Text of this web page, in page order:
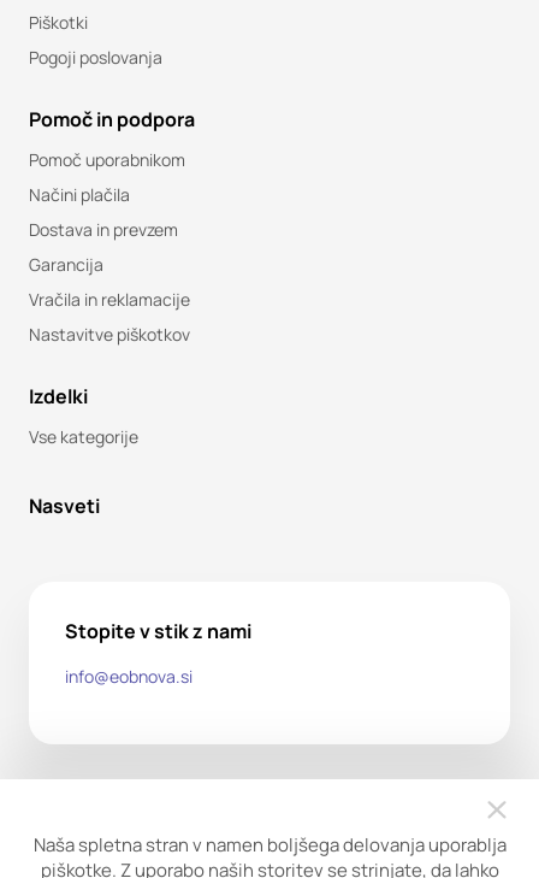
Piškotki
Pogoji poslovanja
Pomoč in podpora
Pomoč uporabnikom
Načini plačila
Dostava in prevzem
Garancija
Vračila in reklamacije
Nastavitve piškotkov
Izdelki
Vse kategorije
Nasveti
Stopite v stik z nami
info@eobnova.si
Naša spletna stran v namen boljšega delovanja uporablja
piškotke. Z uporabo naših storitev se strinjate, da lahko